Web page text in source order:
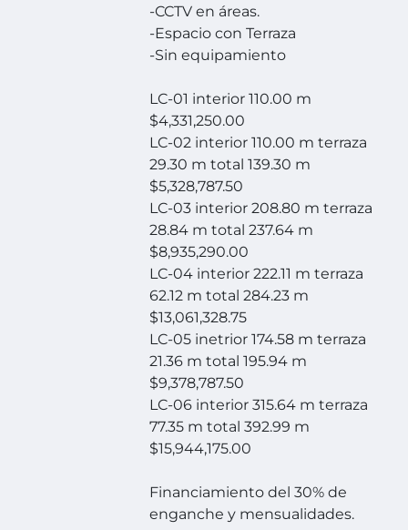
-CCTV en áreas.
-Espacio con Terraza
-Sin equipamiento
LC-01 interior 110.00 m
$4,331,250.00
LC-02 interior 110.00 m terraza
29.30 m total 139.30 m
$5,328,787.50
LC-03 interior 208.80 m terraza
28.84 m total 237.64 m
$8,935,290.00
LC-04 interior 222.11 m terraza
62.12 m total 284.23 m
$13,061,328.75
LC-05 inetrior 174.58 m terraza
21.36 m total 195.94 m
$9,378,787.50
LC-06 interior 315.64 m terraza
77.35 m total 392.99 m
$15,944,175.00
Financiamiento del 30% de
enganche y mensualidades.